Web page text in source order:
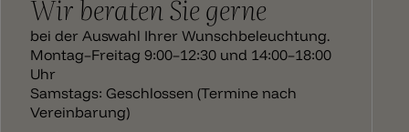
Wir beraten Sie gerne
bei der Auswahl Ihrer Wunschbeleuchtung.
Montag–Freitag 9:00–12:30 und 14:00–18:00
Uhr
Samstags: Geschlossen (Termine nach
Vereinbarung)